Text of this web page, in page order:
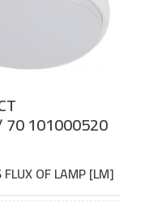
101000520
OF LAMP [LM]